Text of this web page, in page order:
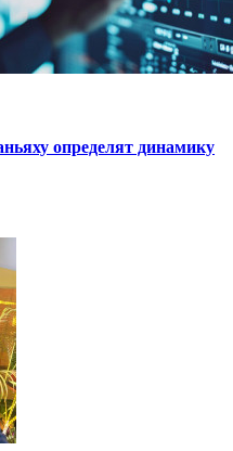
определят динамику